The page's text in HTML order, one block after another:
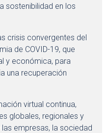
sostenibilidad en los
crisis convergentes del
de COVID-19, que
y económica, para
una recuperación
virtual continua,
globales, regionales y
empresas, la sociedad